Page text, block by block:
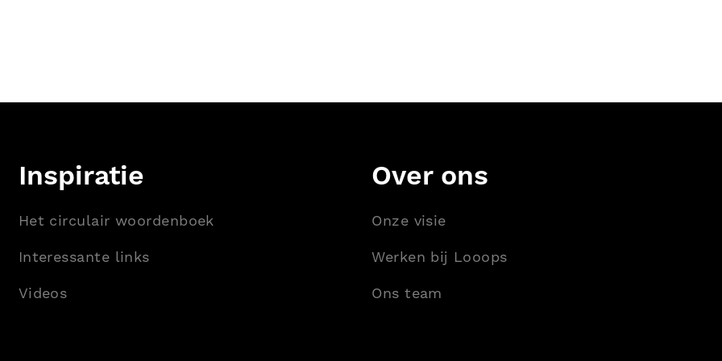
Inspiratie
Het circulair woordenboek
Interessante links
Videos
Over ons
Onze visie
Werken bij Looops
Ons team